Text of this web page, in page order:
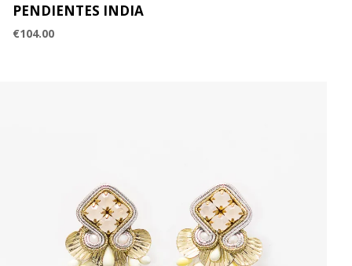
PENDIENTES INDIA
€104.00